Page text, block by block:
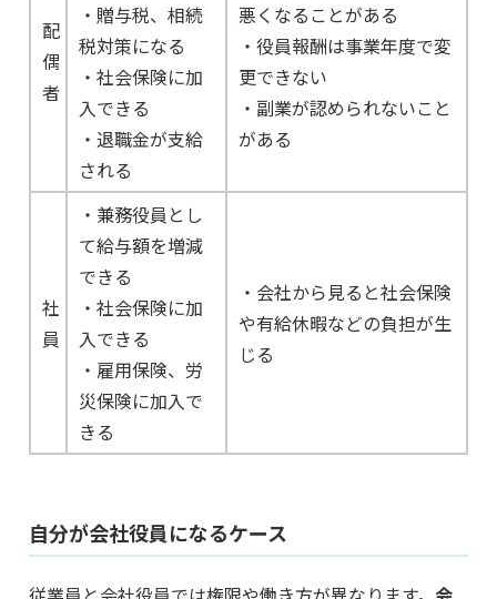
配
偶
者
・贈与税、相続
税対策になる
・社会保険に加
入できる
・退職金が支給
される
悪くなることがある
・役員報酬は事業年度で変
更できない
・副業が認められないこと
がある
社
員
・兼務役員とし
て給与額を増減
できる
・社会保険に加
入できる
・雇用保険、労
災保険に加入で
きる
・会社から見ると社会保険
や有給休暇などの負担が生
じる
自分が会社役員になるケース